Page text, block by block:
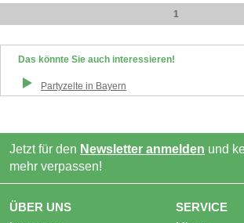
1
Das könnte Sie auch interessieren!
Partyzelte in Bayern
Jetzt für den Newsletter anmelden und
mehr verpassen!
ÜBER UNS SERVICE